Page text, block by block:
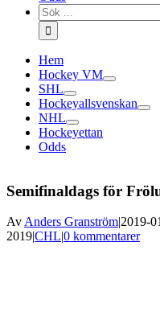
Sök
efter:
Hem
Hockey VM
SHL
Hockeyallsvenskan
NHL
Hockeyettan
Odds
Semifinaldags för
AvAnders Granström|2019-
2019|CHL|0 kommentarer